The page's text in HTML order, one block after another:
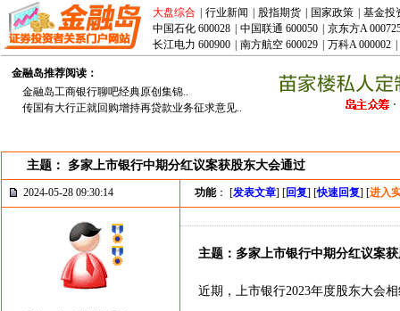
大盘综合 行业新闻 股指期货 国家政策
基金投
中国石化 600028
中国联通 600050
京东方A
长江电力 600900
南方航空 600029 万科A 000002
金融岛推荐阅读：
金融岛工商银行聊吧经典原创集锦..
传国有大行正就回购增持再贷款业务征求意见..
主题： 多家上市银行中期分红议案获股东大会通过
2024-05-28 09:30:14 功能： [发表文章] [回复] [快速回复] [进入
主题：多家上市银行中期分红议案
近期，上市银行2023年度股东大会